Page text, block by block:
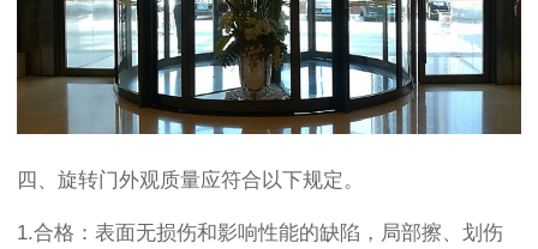
四、旋转门外观质量应符合以下规定。
1.合格：表面无损伤和影响性能的缺陷，局部擦、划伤